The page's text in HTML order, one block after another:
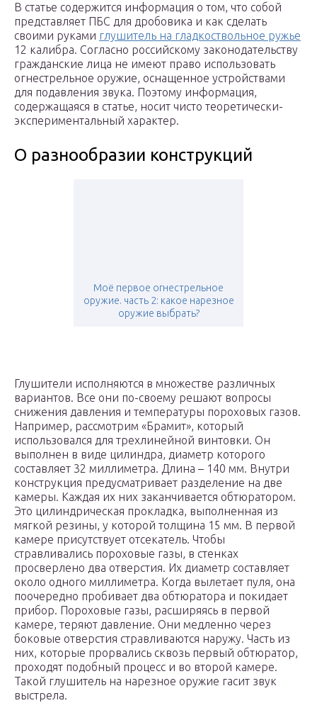
В статье содержится информация о том, что собой
представляет ПБС для дробовика и как сделать
своими руками глушитель на гладкоствольное ружье
12 калибра. Согласно российскому законодательству
гражданские лица не имеют право использовать
огнестрельное оружие, оснащенное устройствами
для подавления звука. Поэтому информация,
содержащаяся в статье, носит чисто теоретически-
экспериментальный характер.
О разнообразии конструкций
Моё первое огнестрельное
оружие. часть 2: какое нарезное
оружие выбрать?
Глушители исполняются в множестве различных
вариантов. Все они по-своему решают вопросы
снижения давления и температуры пороховых газов.
Например, рассмотрим «Брамит», который
использовался для трехлинейной винтовки. Он
выполнен в виде цилиндра, диаметр которого
составляет 32 миллиметра. Длина – 140 мм. Внутри
конструкция предусматривает разделение на две
камеры. Каждая их них заканчивается обтюратором.
Это цилиндрическая прокладка, выполненная из
мягкой резины, у которой толщина 15 мм. В первой
камере присутствует отсекатель. Чтобы
стравливались пороховые газы, в стенках
просверлено два отверстия. Их диаметр составляет
около одного миллиметра. Когда вылетает пуля, она
поочередно пробивает два обтюратора и покидает
прибор. Пороховые газы, расширяясь в первой
камере, теряют давление. Они медленно через
боковые отверстия стравливаются наружу. Часть из
них, которые прорвались сквозь первый обтюратор,
проходят подобный процесс и во второй камере.
Такой глушитель на нарезное оружие гасит звук
выстрела.